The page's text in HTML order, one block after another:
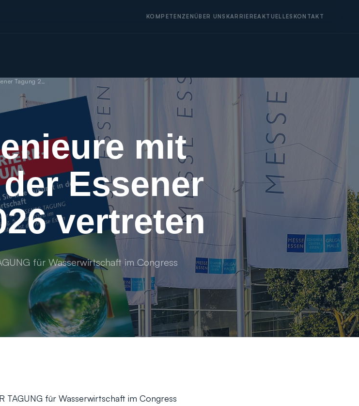
KOMPETENZEN ÜBER UNS KARRIEREAKTUELLES KONTAKT
Hydro-Ingenieure mit Stand auf der Essener Tagung 2026 vertreten
mit
Essener
vertreten
für Wasserwirtschaft im Congress
TAGUNG für Wasserwirtschaft im Congress